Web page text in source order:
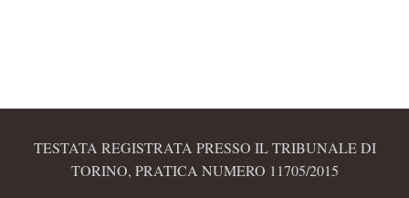
TESTATA REGISTRATA PRESSO IL TRIBUNALE DI
TORINO, PRATICA NUMERO 11705/2015